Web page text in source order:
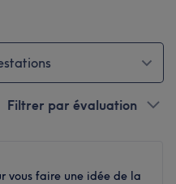
Filtrer par évaluation
vous faire une idée de la